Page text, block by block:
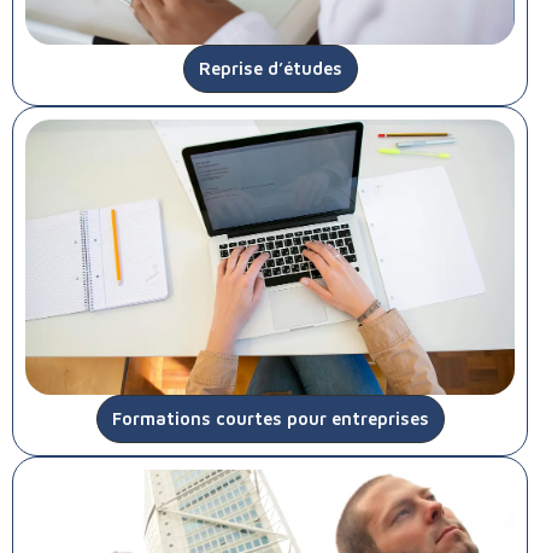
Reprise d’études
Formations courtes pour entreprises